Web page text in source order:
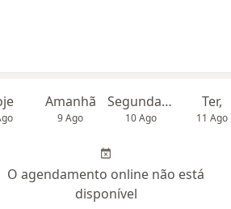
Amanhã
9 Ago
Segunda-feira
10 Ago
Ter,
11 Ago
O agendamento online não está
disponível